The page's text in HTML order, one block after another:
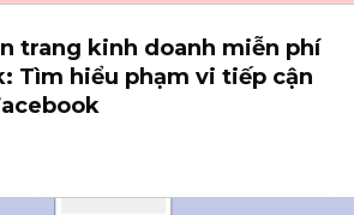
trang kinh doanh miễn phí
Tìm hiểu phạm vi tiếp cận